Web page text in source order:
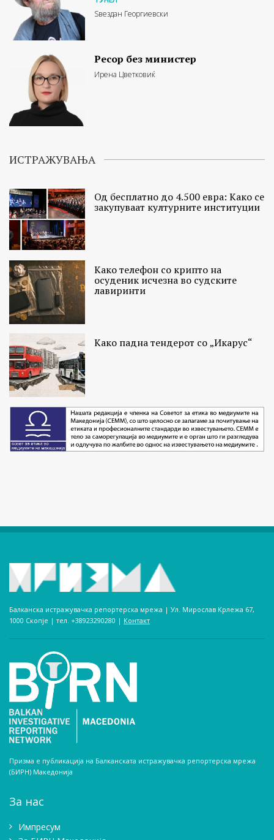
Ѕвездан Георгиевски
Ресор без министер
Ирена Цветковиќ
ИСТРАЖУВАЊА
Од бесплатно до 4.500 евра: Како се
закупуваат културните институции
Како телефон со крипто на
осуденик исчезна во судските
лавиринти
Како падна тендерот со „Икарус“
Балканска истражувачка репортерска мрежа | Ул. Мирослав Крлежа 67,
1000 Скопје | тел. +38923290280­ | Контакт
Призма е публикација на Балканската истражувачка репортерска мрежа
(БИРН) Македонија
За нас
Импресум